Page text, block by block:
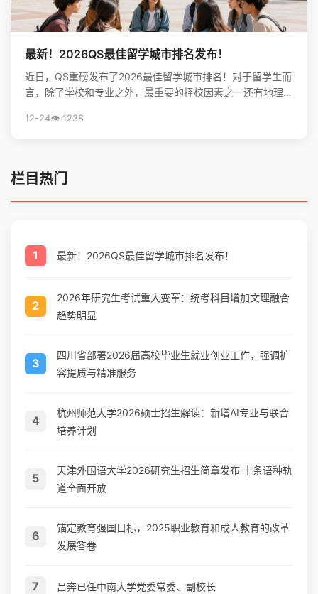
最新！2026QS最佳留学城市排名发布！
近日，QS重磅发布了2026最佳留学城市排名！对于留学生而
言，除了学校和专业之外，最重要的择校因素之一还有地理位
12-24👁️ 1238
栏目热门
1 最新！2026QS最佳留学城市排名发布！
2
2026年研究生考试重大变革：统考科目增加文理融合
趋势明显
3
四川省部署2026届高校毕业生就业创业工作，强调扩
容提质与精准服务
4
杭州师范大学2026硕士招生解读：新增AI专业与联合
培养计划
5
天津外国语大学2026研究生招生简章发布 十条语种轨
道全面开放
6
锚定教育强国目标，2025职业教育和成人教育的改革
发展答卷
7 吕奔已任中南大学党委常委、副校长